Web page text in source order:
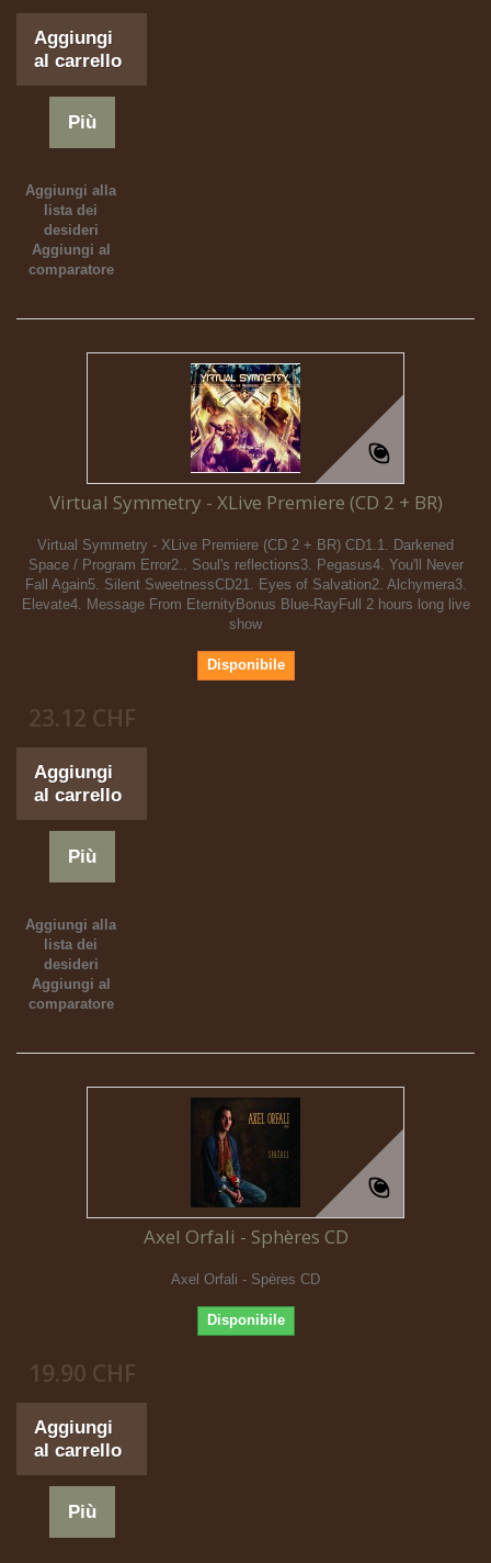
Aggiungi
al carrello
Più
Aggiungi alla
lista dei
desideri
Aggiungi al
comparatore
Virtual Symmetry - XLive Premiere (CD 2 + BR)
Virtual Symmetry - XLive Premiere (CD 2 + BR) CD1.1. Darkened
Space / Program Error2.. Soul's reflections3. Pegasus4. You'll Never
Fall Again5. Silent SweetnessCD21. Eyes of Salvation2. Alchymera3.
Elevate4. Message From EternityBonus Blue-RayFull 2 hours long live
show
Disponibile
23.12 CHF
Aggiungi
al carrello
Più
Aggiungi alla
lista dei
desideri
Aggiungi al
comparatore
Axel Orfali - Sphères CD
Axel Orfali - Spères CD
Disponibile
19.90 CHF
Aggiungi
al carrello
Più